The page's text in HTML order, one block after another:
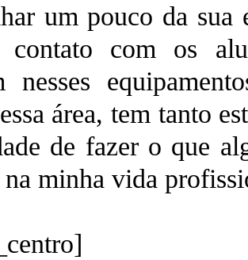
um pouco da sua
com os
nesses
área, tem tanto
de fazer o que
na minha vida